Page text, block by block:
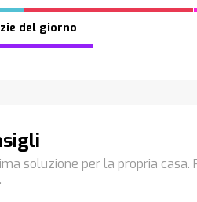
del giorno
soluzione per la propria casa.